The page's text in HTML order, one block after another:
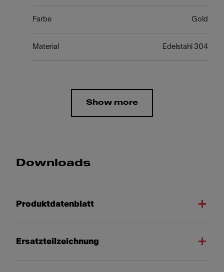
Farbe Gold
Material Edelstahl 304
Show more
Downloads
Produktdatenblatt
Ersatzteilzeichnung